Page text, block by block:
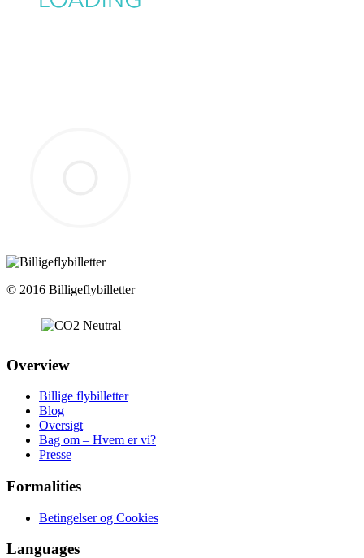
© 2016 Billigeflybilletter
Overview
Billige flybilletter
Blog
Oversigt
Bag om – Hvem er vi?
Presse
Formalities
Betingelser og Cookies
Languages